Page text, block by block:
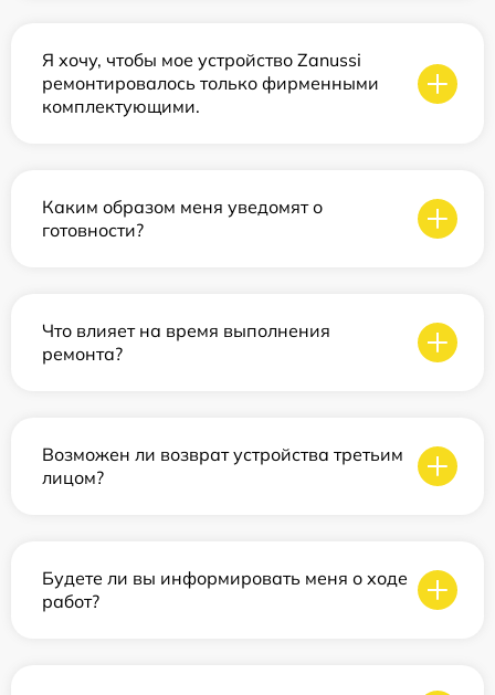
Я хочу, чтобы мое устройство Zanussi
ремонтировалось только фирменными
комплектующими.
Каким образом меня уведомят о
готовности?
Что влияет на время выполнения
ремонта?
Возможен ли возврат устройства третьим
лицом?
Будете ли вы информировать меня о ходе
работ?